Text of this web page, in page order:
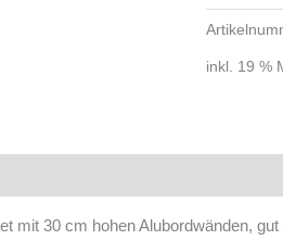
inkl. 19 %
30 cm hohen Alubordwänden,